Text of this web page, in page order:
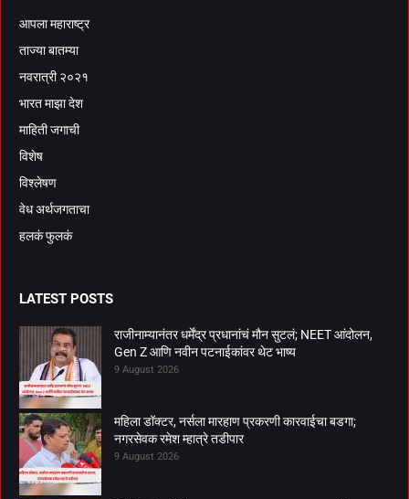
आपला महाराष्ट्र
ताज्या बातम्या
नवरात्री २०२१
भारत माझा देश
माहिती जगाची
विशेष
विश्लेषण
वेध अर्थजगताचा
हलकं फुलकं
LATEST POSTS
राजीनाम्यानंतर धर्मेंद्र प्रधानांचं मौन सुटलं; NEET आंदोलन,
Gen Z आणि नवीन पटनाईकांवर थेट भाष्य
9 August 2026
महिला डॉक्टर, नर्सला मारहाण प्रकरणी कारवाईचा बडगा;
नगरसेवक रमेश म्हात्रे तडीपार
9 August 2026